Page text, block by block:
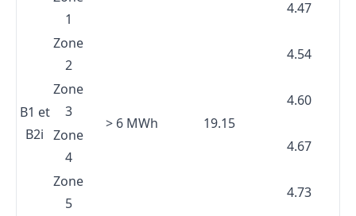
B1 et
B2i
1
> 6 MWh 19.15
4.47
Zone
2
4.54
Zone
3
4.60
Zone
4
4.67
Zone
5
4.73